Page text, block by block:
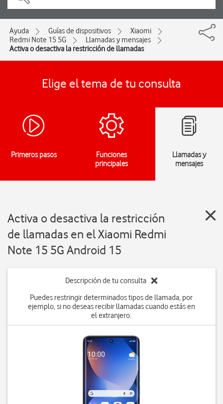
Ayuda Guías de dispositivos
Xiaomi
Redmi Note 15 5G
Llamadas y mensajes
Activa o desactiva la restricción de llamadas
Elige el tema de tu consulta
Primeros pasos
Funciones
principales
Llamadas y
mensajes
Activa o desactiva la restricción
de llamadas en el Xiaomi Redmi
Note 15 5G Android 15
Descripción de tu consulta
Puedes restringir determinados tipos de llamada, por
ejemplo, si no deseas recibir llamadas cuando estás en
el extranjero.